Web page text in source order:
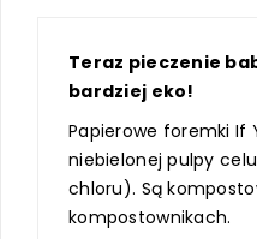
Teraz pieczenie
bardziej eko!
Papierowe foremki If
niebielonej pulpy
chloru). Są
kompostownikach.